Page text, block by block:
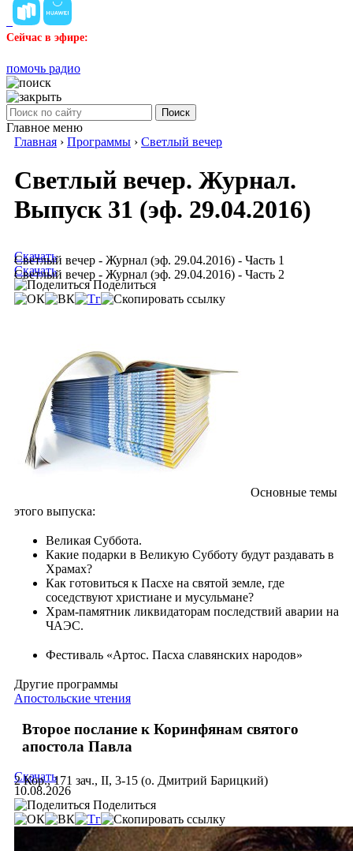
Сейчас в эфире:
помочь радио
Поиск
Главное меню
Главная › Программы › Светлый вечер
Светлый вечер. Журнал.
Выпуск 31 (эф. 29.04.2016)
Светлый вечер - Журнал (эф. 29.04.2016) - Часть 1
Скачать
Светлый вечер - Журнал (эф. 29.04.2016) - Часть 2
Скачать
Поделиться
Основные темы
этого выпуска:
Великая Суббота.
Какие подарки в Великую Субботу будут раздавать в
Храмах?
Как готовиться к Пасхе на святой земле, где
соседствуют христиане и мусульмане?
Храм-памятник ликвидаторам последствий аварии на
ЧАЭС.
Фестиваль «Артос. Пасха славянских народов»
Другие программы
Апостольские чтения
Второе послание к Коринфянам святого
апостола Павла
2 Кор., 171 зач., II, 3-15 (о. Дмитрий Барицкий)
Скачать
10.08.2026
Поделиться